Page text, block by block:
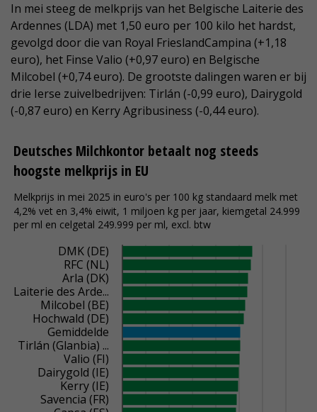
In mei steeg de melkprijs van het Belgische Laiterie des
Ardennes (LDA) met 1,50 euro per 100 kilo het hardst,
gevolgd door die van Royal FrieslandCampina (+1,18
euro), het Finse Valio (+0,97 euro) en Belgische
Milcobel (+0,74 euro). De grootste dalingen waren er bij
drie Ierse zuivelbedrijven: Tirlán (-0,99 euro), Dairygold
(-0,87 euro) en Kerry Agribusiness (-0,44 euro).